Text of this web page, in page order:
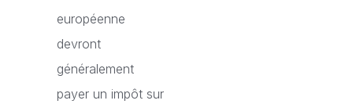
européenne
devront
généralement
payer un impôt sur